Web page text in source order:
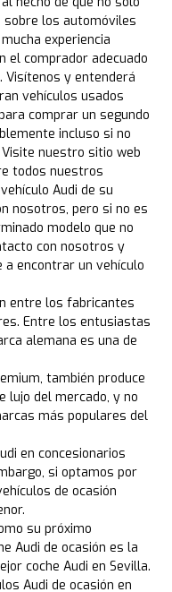
sobre los automóviles
experiencia
el comprador adecuado
Visítenos y entenderá
vehículos usados
comprar un segundo
incluso si no
nuestro sitio web
todos nuestros
Audi de su
nosotros, pero si no es
modelo que no
con nosotros y
encontrar un vehículo
entre los fabricantes
Entre los entusiastas
alemana es una de
también produce
lujo del mercado, y no
más populares del
en concesionarios
si optamos por
de ocasión
su próximo
Audi de ocasión es la
coche Audi en Sevilla.
Audi de ocasión en